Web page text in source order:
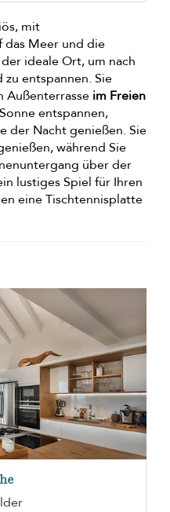
mit
das Meer und die
ideale Ort, um nach
zu entspannen. Sie
Außenterrasse im Freien
entspannen,
der Nacht genießen. Sie
während Sie
über der
lustiges Spiel für Ihren
eine Tischtennisplatte